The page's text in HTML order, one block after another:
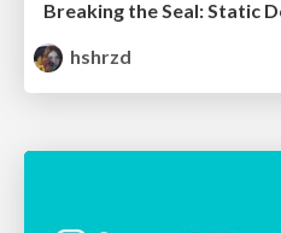
hshrzd